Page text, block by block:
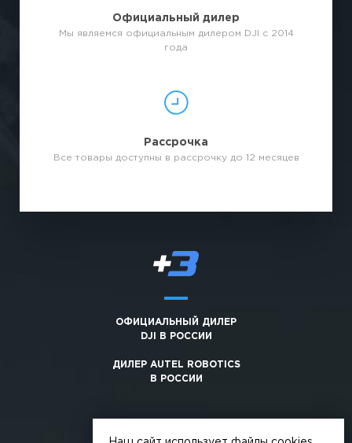
Официальный дилер
Мы являемся официальным дилером DJI с 2014
года
Рассрочка
Все товары доступны в рассрочку до 12 месяцев
ОФИЦИАЛЬНЫЙ ДИЛЕР
DJI В РОССИИ
ДИЛЕР AUTEL ROBOTICS
В РОССИИ